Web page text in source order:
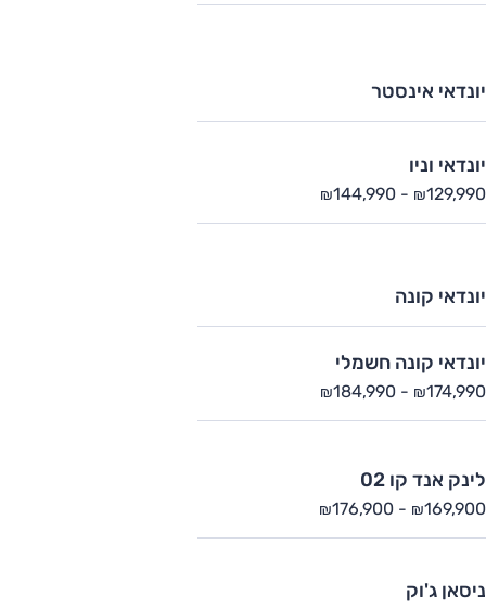
יונדאי אינסטר
יונדאי וניו
₪129,990
-
₪144,990
יונדאי קונה
יונדאי קונה חשמלי
₪174,990
-
₪184,990
לינק אנד קו 02
₪169,900
-
₪176,900
ניסאן ג'וק